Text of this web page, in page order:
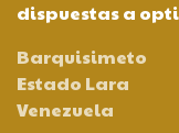
dispuestas a
Barquisimeto
Estado Lara
Venezuela